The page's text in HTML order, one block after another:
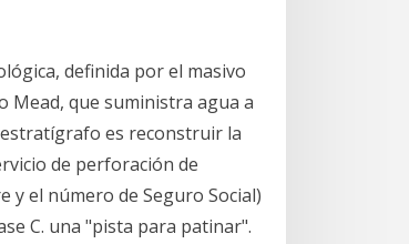
definida por el masivo
Mead, que suministra agua a
es reconstruir la
de perforación de
el número de Seguro Social)
C. una "pista para patinar".